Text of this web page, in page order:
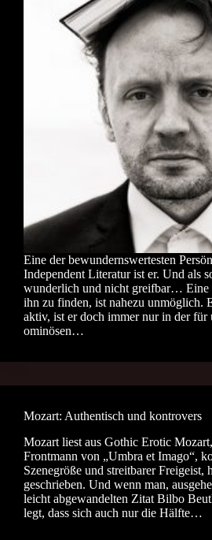
Eine der bewundernswertesten
Independent Literatur ist er. Und als
wunderlich und nicht greifbar… Eine
ihn zu finden, ist nahezu unmöglich.
aktiv, ist er doch immer nur in der für
ominösen…
Mozart: Authentisch und kontrovers
Mozart liest aus Gothic Erotic
Frontmann von „Umbra et Imago“,
Szenegröße und streitbarer Freigeist,
geschrieben. Und wenn man,
leicht abgewandelten Zitat Bilbo
legt, dass sich auch nur die Hälfte…